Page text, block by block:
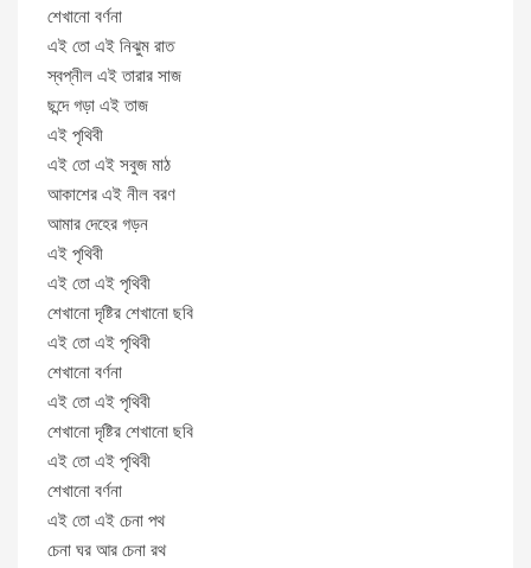
শেখানো বর্ণনা
এই তো এই নিঝুম রাত
স্বপ্নীল এই তারার সাজ
ছন্দে গড়া এই তাজ
এই পৃথিবী
এই তো এই সবুজ মাঠ
আকাশের এই নীল বরণ
আমার দেহের গড়ন
এই পৃথিবী
এই তো এই পৃথিবী
শেখানো দৃষ্টির শেখানো ছবি
এই তো এই পৃথিবী
শেখানো বর্ণনা
এই তো এই পৃথিবী
শেখানো দৃষ্টির শেখানো ছবি
এই তো এই পৃথিবী
শেখানো বর্ণনা
এই তো এই চেনা পথ
চেনা ঘর আর চেনা রথ